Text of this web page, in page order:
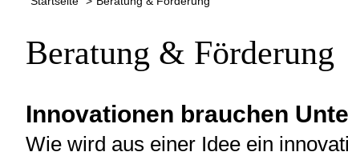
Beratung & Förderung
Innovationen brauchen
Wie wird aus einer Idee ein